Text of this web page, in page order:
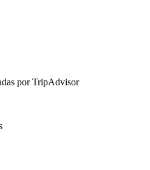
por TripAdvisor